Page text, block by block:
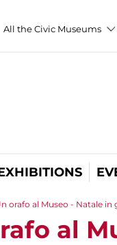
All the Civic Museums
orafo al Museo - Natale in
al